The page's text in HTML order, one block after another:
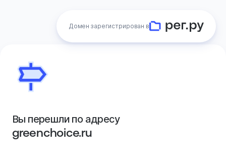
Домен зарегистрирован в
Вы перешли по адресу
greenchoice.ru